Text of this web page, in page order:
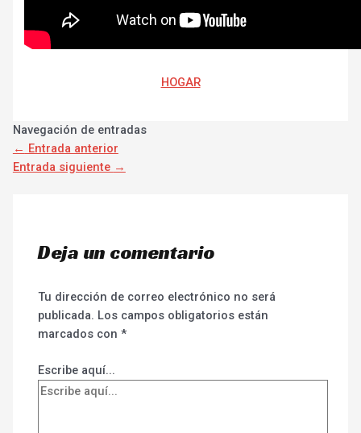
HOGAR
Navegación de entradas
← Entrada anterior
Entrada siguiente →
Deja un comentario
Tu dirección de correo electrónico no será
publicada. Los campos obligatorios están
marcados con*
Escribe aquí...